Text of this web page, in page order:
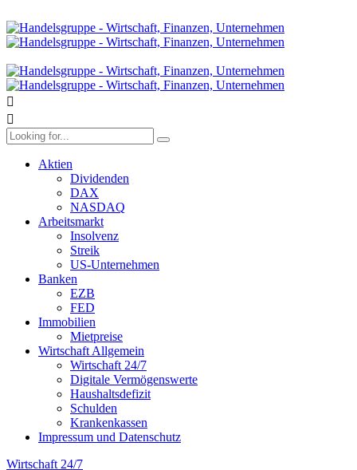
Aktien
Dividenden
DAX
NASDAQ
Arbeitsmarkt
Insolvenz
Streik
US-Unternehmen
Banken
EZB
FED
Immobilien
Mietpreise
Wirtschaft Allgemein
Wirtschaft 24/7
Digitale Vermögenswerte
Haushaltsdefizit
Schulden
Krankenkassen
Impressum und Datenschutz
Wirtschaft 24/7